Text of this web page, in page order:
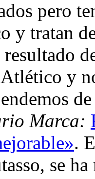
pero
y tratan
y
Marca:
.
se